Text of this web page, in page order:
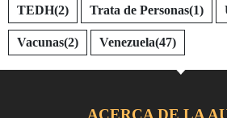
TEDH(2) Trata de Personas(1)
Vacunas(2) Venezuela(47)